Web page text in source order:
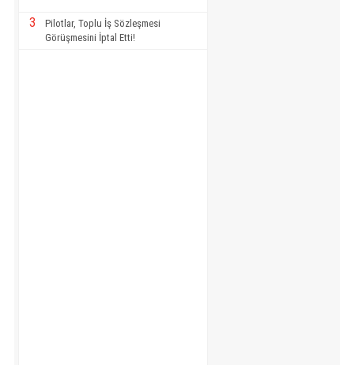
3
Pilotlar, Toplu İş Sözleşmesi
Görüşmesini İptal Etti!